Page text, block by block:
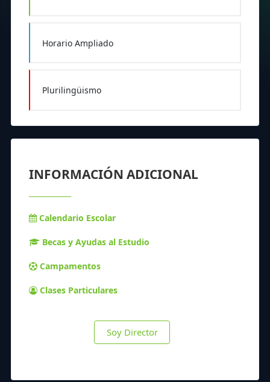
Horario Ampliado
Plurilingüismo
INFORMACIÓN ADICIONAL
Calendario Escolar
Becas y Ayudas al Estudio
Campamentos
Clases Particulares
Soy Director